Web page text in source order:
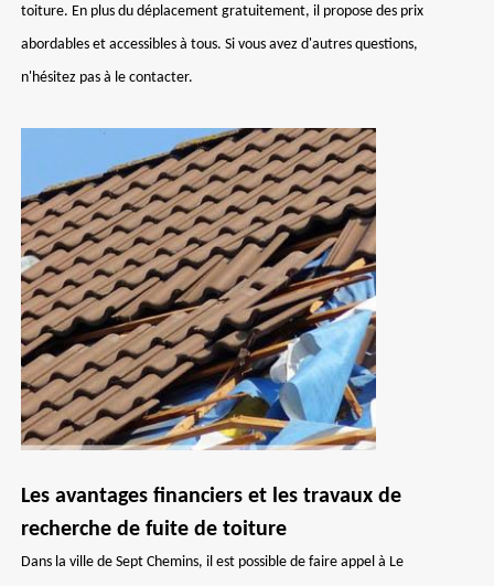
toiture. En plus du déplacement gratuitement, il propose des prix
abordables et accessibles à tous. Si vous avez d'autres questions,
n'hésitez pas à le contacter.
Les avantages financiers et les travaux de
recherche de fuite de toiture
Dans la ville de Sept Chemins, il est possible de faire appel à Le